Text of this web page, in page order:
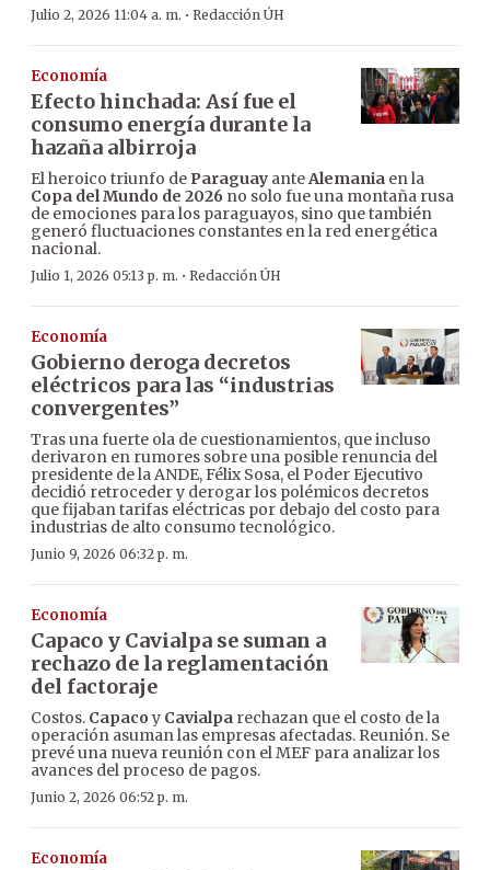
Julio 2, 2026 11:04 a. m. · Redacción ÚH
Economía
Efecto hinchada: Así fue el
consumo energía durante la
hazaña albirroja
El heroico triunfo de Paraguay anteAlemania en la
Copa del Mundo de 2026 no solo fue una montaña rusa
de emociones para los paraguayos, sino que también
generó fluctuaciones constantes en la red energética
nacional.
Julio 1, 2026 05:13 p. m. · Redacción ÚH
Economía
Gobierno deroga decretos
eléctricos para las “industrias
convergentes”
Tras una fuerte ola de cuestionamientos, que incluso
derivaron en rumores sobre una posible renuncia del
presidente de la ANDE, Félix Sosa, el Poder Ejecutivo
decidió retroceder y derogar los polémicos decretos
que fijaban tarifas eléctricas por debajo del costo para
industrias de alto consumo tecnológico.
Junio 9, 2026 06:32 p. m.
Economía
Capaco y Cavialpa se suman a
rechazo de la reglamentación
del factoraje
Costos. Capaco y Cavialpa rechazan que el costo de la
operación asuman las empresas afectadas. Reunión. Se
prevé una nueva reunión con el MEF para analizar los
avances del proceso de pagos.
Junio 2, 2026 06:52 p. m.
Economía